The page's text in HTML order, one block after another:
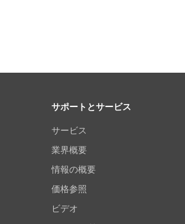
サポートとサービス
サービス
業界概要
情報の概要
価格参照
ビデオ